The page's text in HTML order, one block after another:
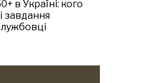
в Україні: кого
завдання